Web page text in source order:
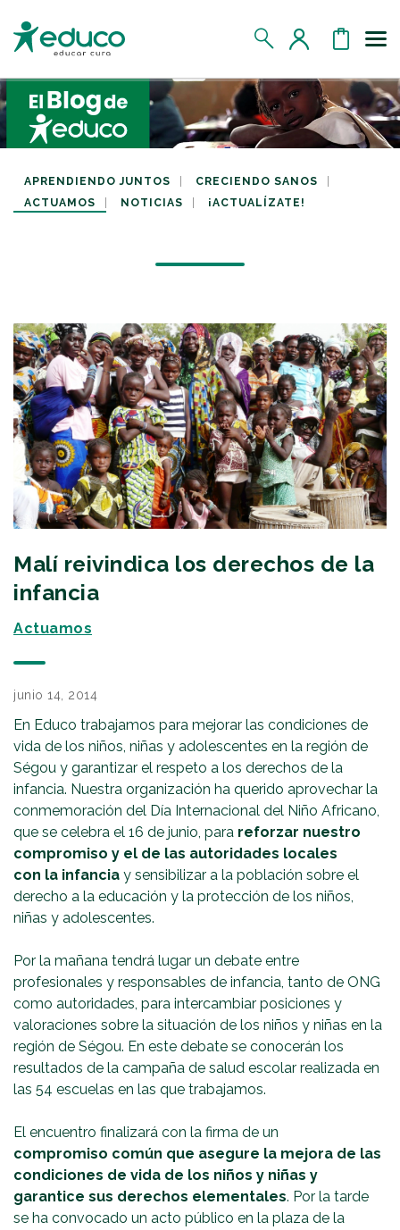
MIS DATOS
MIS APADRINADOS
MIS RETOS SOLIDARIOS
CERRAR SESIÓN
APRENDIENDO JUNTOS
CRECIENDO SANOS
ACTUAMOS
NOTICIAS ¡ACTUALÍZATE!
Malí reivindica los derechos de la
infancia
Actuamos
junio 14, 2014
En Educo trabajamos para mejorar las condiciones de
vida de los niños, niñas y adolescentes en la región de
Ségou y garantizar el respeto a los derechos de la
infancia. Nuestra organización ha querido aprovechar la
conmemoración del Día Internacional del Niño Africano,
que se celebra el 16 de junio, para reforzar nuestro
compromiso y el de las autoridades locales
con la infancia y sensibilizar a la población sobre el
derecho a la educación y la protección de los niños,
niñas y adolescentes.
Por la mañana tendrá lugar un debate entre
profesionales y responsables de infancia, tanto de ONG
como autoridades, para intercambiar posiciones y
valoraciones sobre la situación de los niños y niñas en la
región de Ségou. En este debate se conocerán los
resultados de la campaña de salud escolar realizada en
las 54 escuelas en las que trabajamos.
El encuentro finalizará con la firma de un
compromiso común que asegure la mejora de las
condiciones de vida de los niños y niñas y
garantice sus derechos elementales. Por la tarde
se ha convocado un acto público en la plaza de la